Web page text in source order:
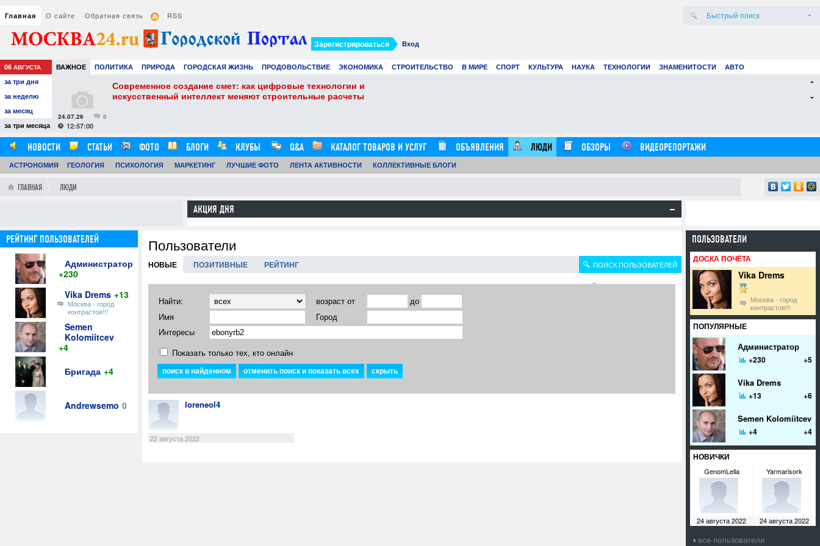
Главная О сайте Обратная связь RSS
Вход
Зарегистрироваться
06 АВГУСТА ВАЖНОЕ ПОЛИТИКА ПРИРОДА ГОРОДСКАЯ ЖИЗНЬ ПРОДОВОЛЬСТВИЕ ЭКОНОМИКА СТРОИТЕЛЬСТВО В МИРЕ СПОРТ КУЛЬТУРА НАУКА ТЕХНОЛОГИИ ЗНАМЕНИТОСТИ
АВТО
РАЗВЛЕЧЕНИЯ И ОТДЫХ
за три дня
за неделю
за месяц
за три месяца
и
0
24.07.26
12:57:00
Современное создание смет: как цифровые технологии и
искусственный интеллект меняют строительные расчеты
НОВОСТИ СТАТЬИ ФОТО БЛОГИ КЛУБЫ Q&A КАТАЛОГ ТОВАРОВ И УСЛУГ ОБЪЯВЛЕНИЯ ЛЮДИ ОБЗОРЫ ВИДЕОРЕПОРТАЖИ
АСТРОНОМИЯ ГЕОЛОГИЯ ПСИХОЛОГИЯ МАРКЕТИНГ ЛУЧШИЕ ФОТО ЛЕНТА АКТИВНОСТИ КОЛЛЕКТИВНЫЕ БЛОГИ
ГЛАВНАЯ ЛЮДИ
АКЦИЯ ДНЯ
Пользователи
ПОИСК ПОЛЬЗОВАТЕЛЕЙ
НОВЫЕ ПОЗИТИВНЫЕ РЕЙТИНГ
Найти: возраст от
до
Имя
Город
Интересы
Показать только тех, кто онлайн
loreneol4
22 августа 2022
РЕЙТИНГ ПОЛЬЗОВАТЕЛЕЙ
Администратор
+230
Vika Drems +13
Москва - город
контрастов!!!
Semen
Kolomiitcev
+4
Бригада +4
Andrewsemo 0
ПОЛЬЗОВАТЕЛИ
ДОСКА ПОЧЁТА
Vika Drems
Москва - город
контрастов!!!
ПОПУЛЯРНЫЕ
Администратор
+230 +5
Vika Drems
+13 +6
Semen Kolomiitcev
+4 +4
НОВИЧКИ
GenomLella
24 августа 2022
Yarmarisork
24 августа 2022
все пользователи